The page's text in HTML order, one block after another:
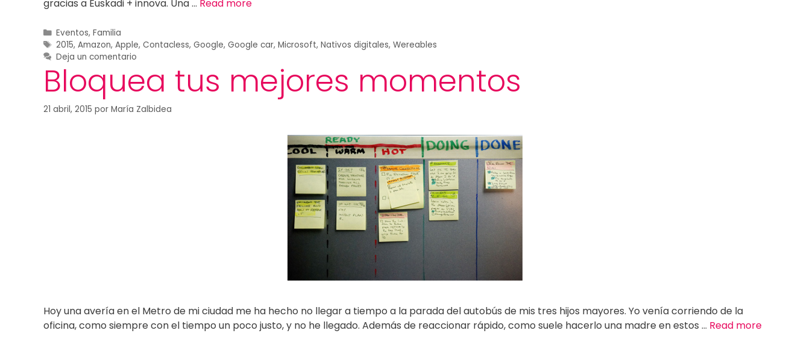
gracias a Euskadi + innova. Una … Read more
Eventos,Familia
2015,Amazon,Apple,Contacless,Google,Google car,Microsoft,Nativos digitales,Wereables
Deja un comentario
Bloquea tus mejores momentos
21 abril, 2015 por María Zalbidea
Hoy una avería en el Metro de mi ciudad me ha hecho no llegar a tiempo a la parada del autobús de mis tres hijos mayores. Yo venía corriendo de la
oficina, como siempre con el tiempo un poco justo, y no he llegado. Además de reaccionar rápido, como suele hacerlo una madre en estos … Read more